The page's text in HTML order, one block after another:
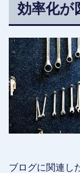
効率化が
ブログに関連し